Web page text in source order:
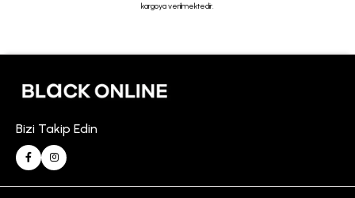
kargoya verilmektedir.
Bizi Takip Edin